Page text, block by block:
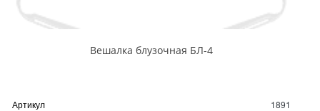
Вешалка блузочная БЛ-4
Артикул
1891